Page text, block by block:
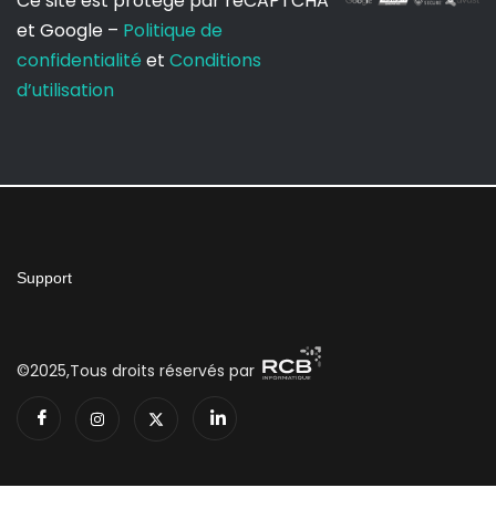
et Google – Politique de
confidentialité et Conditions
d’utilisation
Support
©2025,Tous droits réservés par